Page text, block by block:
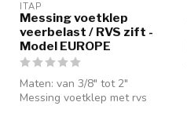
ITAP
Messing voetklep
veerbelast / RVS zift -
Model EUROPE
Maten: van 3/8" tot 2"
Messing voetklep met rvs